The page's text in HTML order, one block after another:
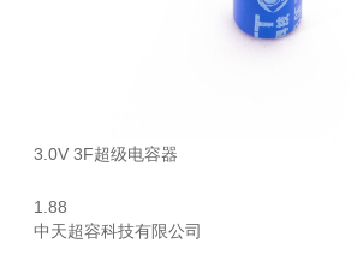
3.0V 3F超级电容器
1.88
中天超容科技有限公司